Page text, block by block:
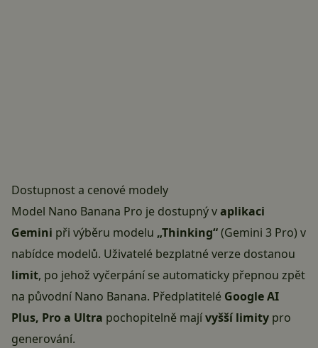
Dostupnost a cenové modely
Model Nano Banana Pro je dostupný vaplikaci
Gemini při výběru modelu „Thinking“(Gemini 3 Pro) v
nabídce modelů. Uživatelé bezplatné verze dostanou
limit, po jehož vyčerpání se automaticky přepnou zpět
na původní Nano Banana. Předplatitelé Google AI
Plus, Pro a Ultra pochopitelně majívyšší limity pro
generování.